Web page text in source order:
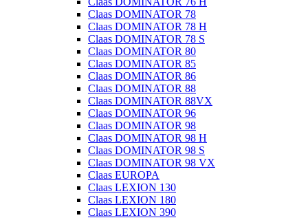
Claas DOMINATOR 78
Claas DOMINATOR 78 H
Claas DOMINATOR 78 S
Claas DOMINATOR 80
Claas DOMINATOR 85
Claas DOMINATOR 86
Claas DOMINATOR 88
Claas DOMINATOR 88VX
Claas DOMINATOR 96
Claas DOMINATOR 98
Claas DOMINATOR 98 H
Claas DOMINATOR 98 S
Claas DOMINATOR 98 VX
Claas EUROPA
Claas LEXION 130
Claas LEXION 180
Claas LEXION 390